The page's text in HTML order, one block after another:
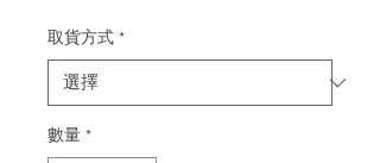
取貨方式 *
數量 *